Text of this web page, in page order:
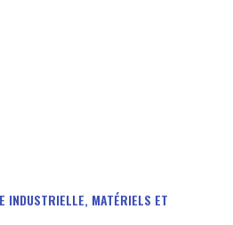
INDUSTRIELLE, MATÉRIELS ET